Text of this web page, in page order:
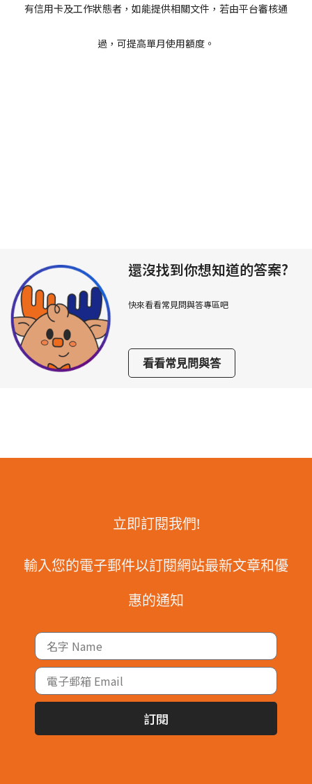
有信用卡及工作狀態者，如能提供相關文件，若由平台審核通
過，可提高單月使用額度。
還沒找到你想知道的答案?
快來看看常見問與答專區吧
看看常見問與答
立即訂閱我們!
輸入您的電子郵件以訂閱網站最新文章和優
惠的通知
訂閱